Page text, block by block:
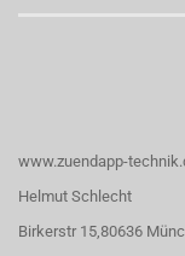
www.zuendapp-
Helmut Schlecht
Birkerstr 15,80636